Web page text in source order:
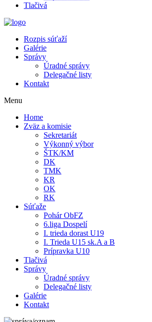
Tlačivá
Rozpis súťaží
Galérie
Správy
Úradné správy
Delegačné listy
Kontakt
Menu
Home
Zväz a komisie
Sekretariát
Výkonný výbor
ŠTK/KM
DK
TMK
KR
OK
RK
Súťaže
Pohár ObFZ
6.liga Dospelí
I. trieda dorast U19
I. Trieda U15 sk.A a B
Prípravka U10
Tlačivá
Správy
Úradné správy
Delegačné listy
Galérie
Kontakt